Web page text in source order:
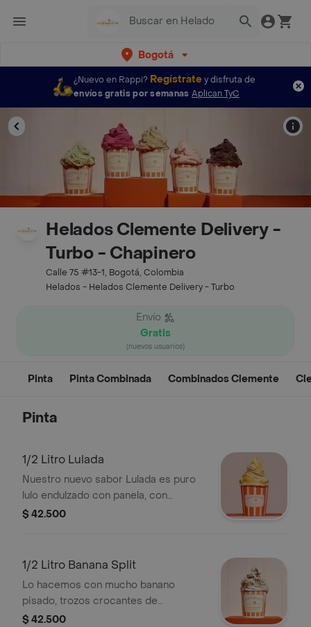
Bogotá
¿Nuevo en Rappi? Regístratey disfruta de
envíos gratis por semanas Aplican TyC
Helados Clemente Delivery -
Turbo - Chapinero
Calle 75 #13-1, Bogotá, Colombia
Helados - Helados Clemente Delivery - Turbo
Envío
Gratis
(nuevos usuarios)
Pinta Pinta Combinada Combinados Clemente
Pinta
1/2 Litro Lulada
Nuestro nuevo sabor Lulada es puro
lulo endulzado con panela, con
mermelada de lulo. Tiene esa textura
lulada.
$ 42.500
1/2 Litro Banana Split
Lo hacemos con mucho banano
pisado, trozos crocantes de
chocolate amargo y trozos de dulce
$ 42.500